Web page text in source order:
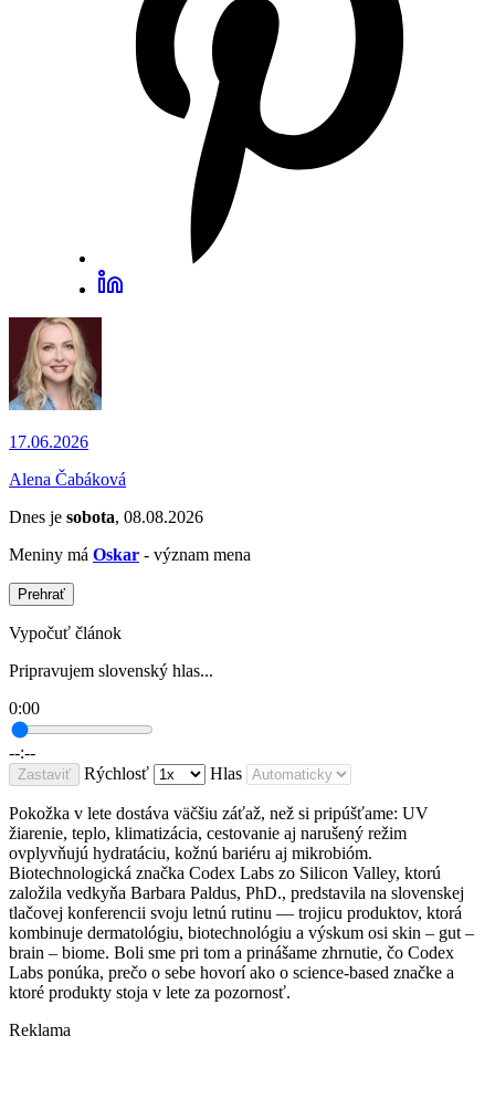
17.06.2026
Alena Čabáková
Dnes je sobota, 08.08.2026
Meniny má Oskar - význam mena
Prehrať
Vypočuť článok
Pripravujem slovenský hlas...
0:00
--:--
Zastaviť Rýchlosť Hlas
Pokožka v lete dostáva väčšiu záťaž, než si pripúšťame: UV
žiarenie, teplo, klimatizácia, cestovanie aj narušený režim
ovplyvňujú hydratáciu, kožnú bariéru aj mikrobióm.
Biotechnologická značka Codex Labs zo Silicon Valley, ktorú
založila vedkyňa Barbara Paldus, PhD., predstavila na slovenskej
tlačovej konferencii svoju letnú rutinu — trojicu produktov, ktorá
kombinuje dermatológiu, biotechnológiu a výskum osi skin – gut –
brain – biome. Boli sme pri tom a prinášame zhrnutie, čo Codex
Labs ponúka, prečo o sebe hovorí ako o science-based značke a
ktoré produkty stoja v lete za pozornosť.
Reklama